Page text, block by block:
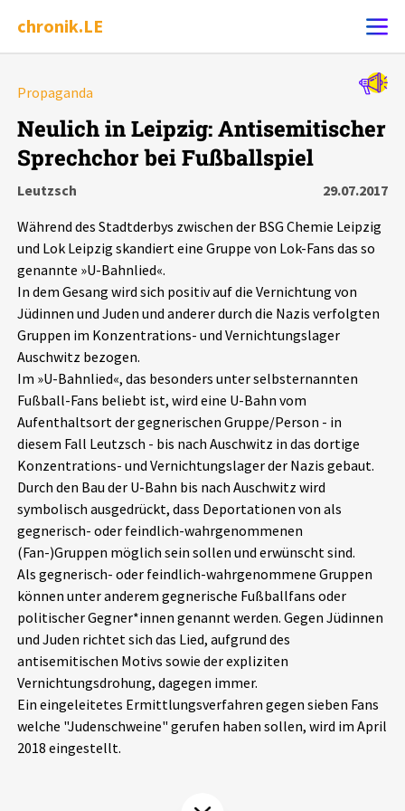
chronik.LE
Chronik
Leipziger Zustände
Schlaglichter
Phänomene
Aktuelles
Alle Beiträge
Veranstaltungen
Pressemitteilungen
Podcasts
Über uns
Projektbeschreibung
Kontakt
Unterstützer_innen
Spenden
chronik.LE in der Presse
Propaganda
Neulich in Leipzig: Antisemitischer
Sprechchor bei Fußballspiel
Leutzsch
29.07.2017
Während des Stadtderbys zwischen der BSG Chemie Leipzig
und Lok Leipzig skandiert eine Gruppe von Lok-Fans das so
genannte »U-Bahnlied«.
In dem Gesang wird sich positiv auf die Vernichtung von
Jüdinnen und Juden und anderer durch die Nazis verfolgten
Gruppen im Konzentrations- und Vernichtungslager
Auschwitz bezogen.
Im »U-Bahnlied«, das besonders unter selbsternannten
Fußball-Fans beliebt ist, wird eine U-Bahn vom
Aufenthaltsort der gegnerischen Gruppe/Person - in
diesem Fall Leutzsch - bis nach Auschwitz in das dortige
Konzentrations- und Vernichtungslager der Nazis gebaut.
Durch den Bau der U-Bahn bis nach Auschwitz wird
symbolisch ausgedrückt, dass Deportationen von als
gegnerisch- oder feindlich-wahrgenommenen
(Fan-)Gruppen möglich sein sollen und erwünscht sind.
Als gegnerisch- oder feindlich-wahrgenommene Gruppen
können unter anderem gegnerische Fußballfans oder
politischer Gegner*innen genannt werden. Gegen Jüdinnen
und Juden richtet sich das Lied, aufgrund des
antisemitischen Motivs sowie der expliziten
Vernichtungsdrohung, dagegen immer.
Ein eingeleitetes Ermittlungsverfahren gegen sieben Fans
welche "Judenschweine" gerufen haben sollen, wird im April
2018 eingestellt.
Alle Ereignisse
Ereignisse
Ereignisse Statistik